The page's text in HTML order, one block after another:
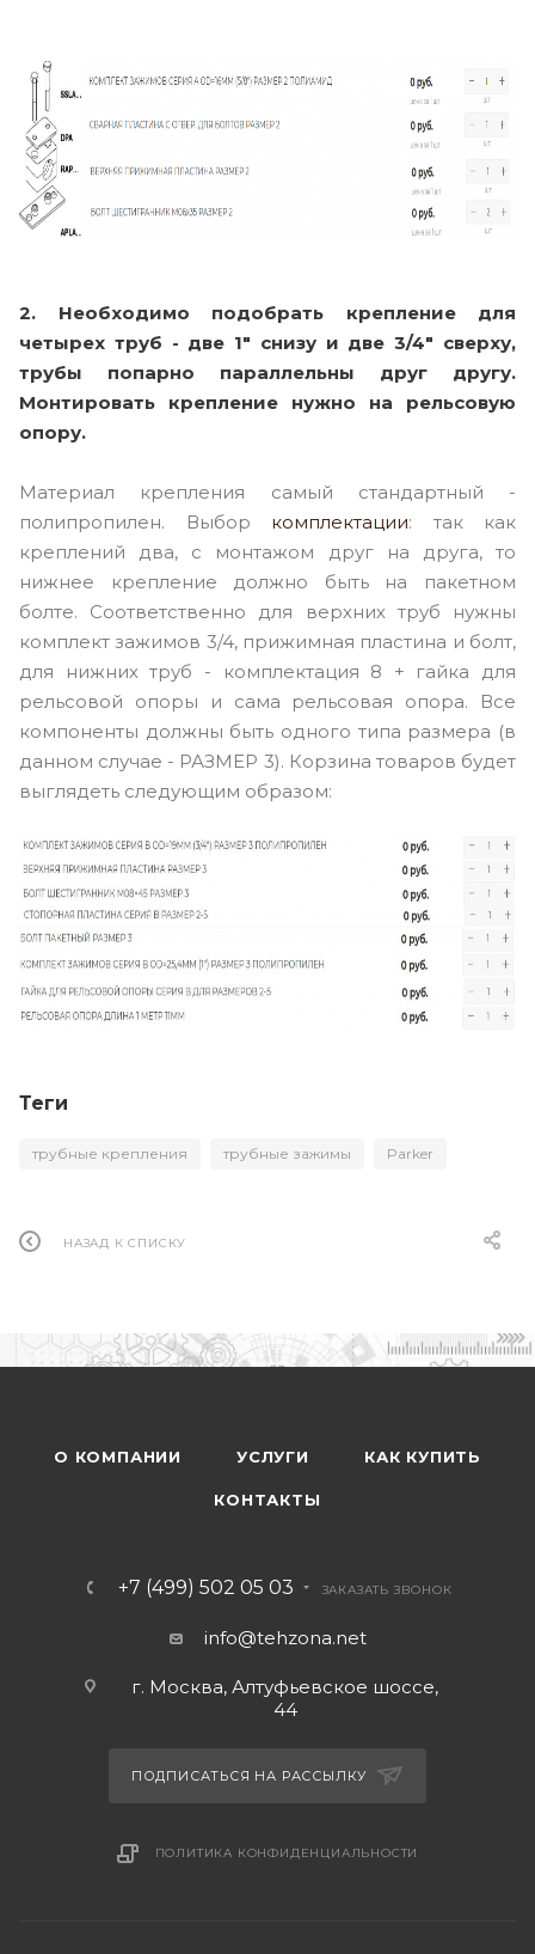
2.
Необходимо подобрать крепление для
четырех труб - две 1" снизу и две 3/4" сверху,
трубы попарно параллельны друг другу.
Монтировать крепление нужно на рельсовую
опору.
Материал крепления самый стандартный -
полипропилен. Выбор комплектации: так как
креплений два, с монтажом друг на друга, то
нижнее крепление должно быть на пакетном
болте. Соответственно для верхних труб нужны
комплект зажимов 3/4, прижимная пластина и болт,
для нижних труб - комплектация 8 + гайка для
рельсовой опоры и сама рельсовая опора. Все
компоненты должны быть одного типа размера (в
данном случае - РАЗМЕР 3). Корзина товаров будет
выглядеть следующим образом:
Теги
трубные крепления трубные зажимы Parker
НАЗАД К СПИСКУ
О КОМПАНИИ УСЛУГИ КАК КУПИТЬ
КОНТАКТЫ
+7 (499) 502 05 03 ЗАКАЗАТЬ ЗВОНОК
info@tehzona.net
г. Москва, Алтуфьевское шоссе,
44
ПОДПИСАТЬСЯ НА РАССЫЛКУ
ПОЛИТИКА КОНФИДЕНЦИАЛЬНОСТИ